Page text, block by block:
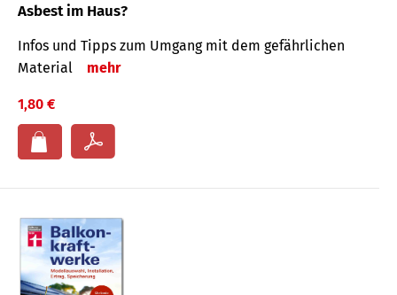
Asbest im Haus?
Infos und Tipps zum Um­gang mit dem ge­fähr­lichen
Mate­rial
mehr
1,80 €